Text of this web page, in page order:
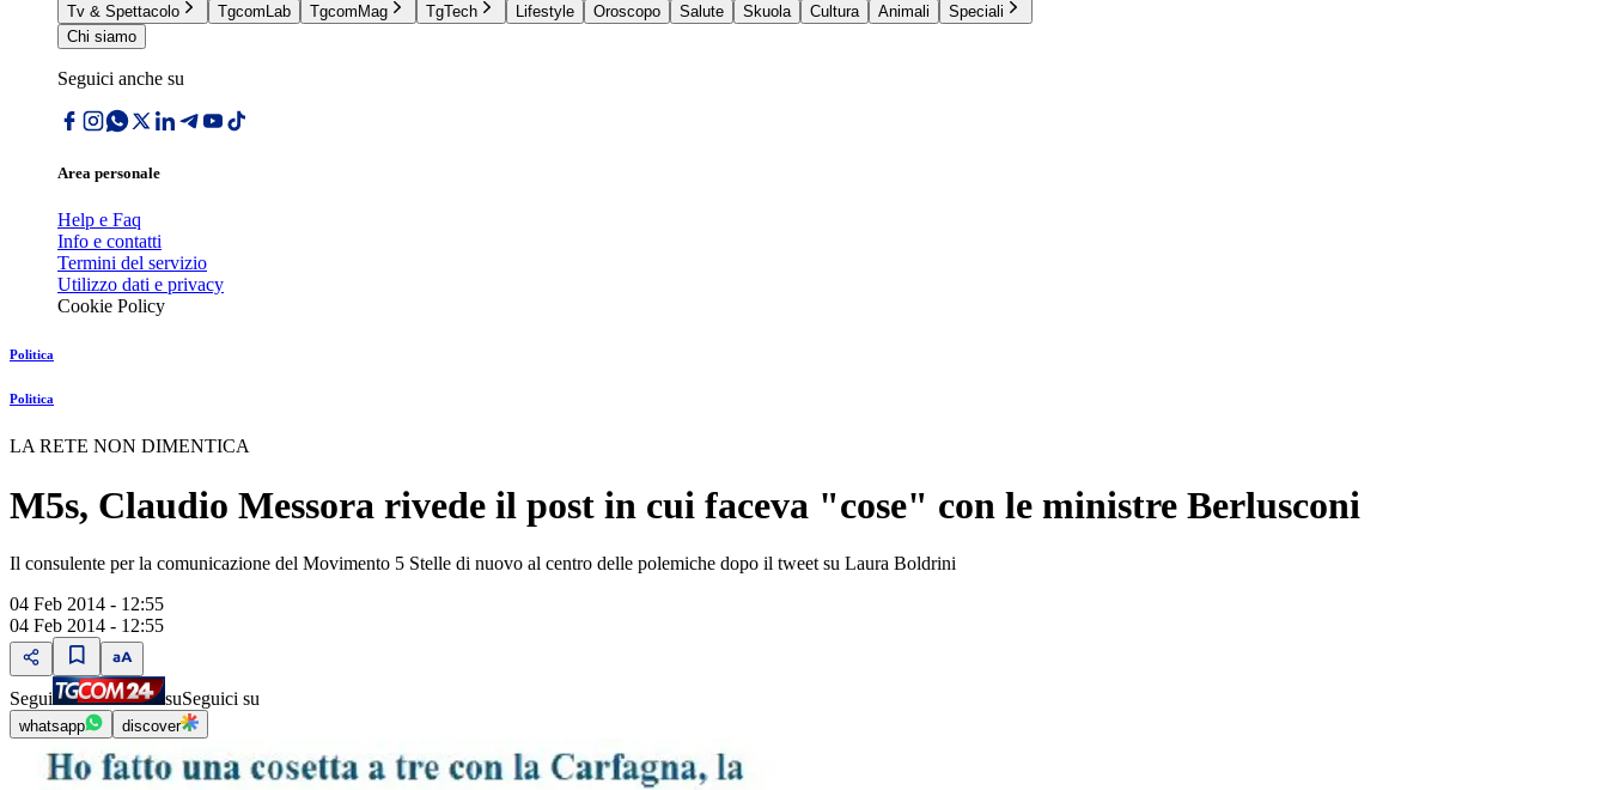
Tv & Spettacolo
TgcomLab TgcomMag TgTech Lifestyle Oroscopo Salute Skuola Cultura Animali
Speciali
Chi siamo
Seguici anche su
Area personale
Help e Faq
Info e contatti
Termini del servizio
Utilizzo dati e privacy
Cookie Policy
Politica
Politica
LA RETE NON DIMENTICA
M5s, Claudio Messora rivede il post in cui faceva "cose" con le ministre Berlusconi
Il consulente per la comunicazione del Movimento 5 Stelle di nuovo al centro delle polemiche dopo il tweet su Laura Boldrini
04 Feb 2014 - 12:55
04 Feb 2014 - 12:55
Segui suSeguici su
whatsapp discover